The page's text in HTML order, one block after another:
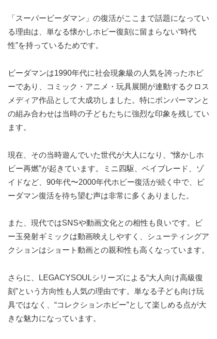
「スーパービーダマン」の復活がここまで話題になってい
る理由は、単なる懐かしホビー復刻に留まらない“時代
性”を持っているためです。
ビーダマンは1990年代に社会現象級の人気を誇ったホビ
ーであり、コミック・アニメ・玩具展開が連動するクロス
メディア作品として大成功しました。特にボンバーマンと
の組み合わせは当時の子どもたちに強烈な印象を残してい
ます。
現在、その当時遊んでいた世代が大人になり、“懐かしホ
ビー再燃”が起きています。ミニ四駆、ベイブレード、ゾ
イドなど、90年代〜2000年代ホビー復活が続く中で、ビ
ーダマン復活を待ち望む声は非常に多くありました。
また、現代ではSNSや動画文化との相性も良いです。ビ
ー玉発射ギミックは動画映えしやすく、シューティングア
クションはショート動画との親和性も高くなっています。
さらに、LEGACYSOULシリーズによる“大人向け高級復
刻”という方向性も人気の理由です。単なる子ども向け玩
具ではなく、“コレクションホビー”として楽しめる点が大
きな魅力になっています。